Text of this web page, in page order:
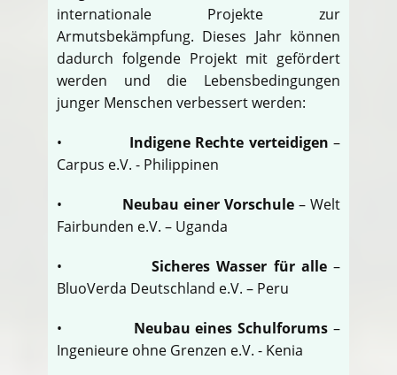
internationale Projekte zur
Armutsbekämpfung. Dieses Jahr können
dadurch folgende Projekt mit gefördert
werden und die Lebensbedingungen
junger Menschen verbessert werden:
• Indigene Rechte verteidigen –
Carpus e.V. - Philippinen
• Neubau einer Vorschule – Welt
Fairbunden e.V. – Uganda
•Sicheres Wasser für alle–
BluoVerda Deutschland e.V. – Peru
• Neubau eines Schulforums –
Ingenieure ohne Grenzen e.V. - Kenia